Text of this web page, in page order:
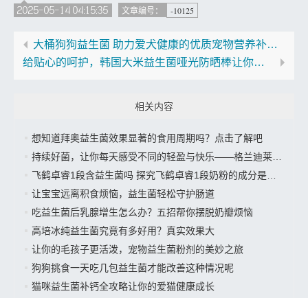
2025-05-14 04:15:35 文章编号： -10125
大桶狗狗益生菌 助力爱犬健康的优质宠物营养补充品
给贴心的呵护，韩国大米益生菌哑光防晒棒让你夏日无忧”
相关内容
想知道拜奥益生菌效果显著的食用周期吗？点击了解吧
持续好菌，让你每天感受不同的轻盈与快乐——格兰迪莱益生菌来袭”
飞鹤卓睿1段含益生菌吗 探究飞鹤卓睿1段奶粉的成分是否有益生菌
让宝宝远离积食烦恼，益生菌轻松守护肠道
吃益生菌后乳腺增生怎么办？五招帮你摆脱奶瓣烦恼
高培冰纯益生菌究竟有多好用？真实效果大
让你的毛孩子更活泼，宠物益生菌粉剂的美妙之旅
狗狗挑食一天吃几包益生菌才能改善这种情况呢
猫咪益生菌补钙全攻略让你的爱猫健康成长